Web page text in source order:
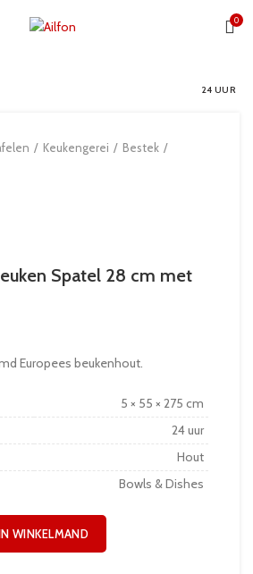
0
24 UUR
Keukengerei
Bestek
Spatel 28 cm met
Europees beukenhout.
5 × 55 × 275 cm
24 uur
Hout
Bowls & Dishes
WINKELMAND